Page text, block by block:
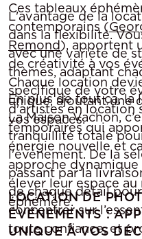
Ces tableaux
contemporains (
Remond), apportent
de créativité à vos
Chaque location
unique, ajoutant une
vos espaces.
L'avantage de la
dans la flexibilité.
avec une variété de
thèmes, adaptant
spécifique de votre
d'artistes en location
temporaires qui
énergie nouvelle et
approche
élever leur espace
éphémère.
En plus de tout ça, la
La Maison Vachon,
tranquillité totale
l'événement. De la
passant par la
de chaque détail
concentrer sur
toute confiance, et
LOCATION DE
ÉVÉNEMENTS :
UNIQUE À VOS